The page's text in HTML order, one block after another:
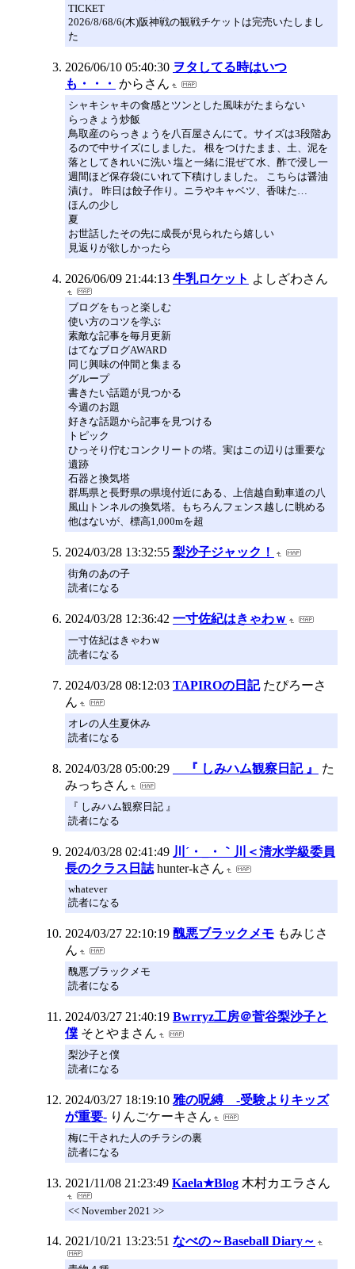
TICKET
2026/8/68/6(木)阪神戦の観戦チケットは完売いたしまし
た
2026/06/10 05:40:30 ヲタしてる時はいつ
も・・・ からさん
シャキシャキの食感とツンとした風味がたまらない
らっきょう炒飯
鳥取産のらっきょうを八百屋さんにて。サイズは3段階あ
るので中サイズにしました。 根をつけたまま、土、泥を
落としてきれいに洗い 塩と一緒に混ぜて水、酢で浸し一
週間ほど保存袋にいれて下積けしました。 こちらは醤油
漬け。 昨日は餃子作り。ニラやキャベツ、香味た…
ほんの少し
夏
お世話したその先に成長が見られたら嬉しい
見返りが欲しかったら
2026/06/09 21:44:13 牛乳ロケット よしざわさん
ブログをもっと楽しむ
使い方のコツを学ぶ
素敵な記事を毎月更新
はてなブログAWARD
同じ興味の仲間と集まる
グループ
書きたい話題が見つかる
今週のお題
好きな話題から記事を見つける
トピック
ひっそり佇むコンクリートの塔。実はこの辺りは重要な
遺跡
石器と換気塔
群馬県と長野県の県境付近にある、上信越自動車道の八
風山トンネルの換気塔。もちろんフェンス越しに眺める
他はないが、標高1,000mを超
2024/03/28 13:32:55 梨沙子ジャック！
街角のあの子
読者になる
2024/03/28 12:36:42 一寸佐紀はきゃわｗ
一寸佐紀はきゃわｗ
読者になる
2024/03/28 08:12:03 TAPIROの日記 たぴろーさ
ん
オレの人生夏休み
読者になる
2024/03/28 05:00:29 『 しみハム観察日記 』
た
みっちさん
『 しみハム観察日記 』
読者になる
2024/03/28 02:41:49 川´・_・｀川＜清水学級委員
長のクラス日誌 hunter-kさん
whatever
読者になる
2024/03/27 22:10:19 醜悪ブラックメモ もみじさ
ん
醜悪ブラックメモ
読者になる
2024/03/27 21:40:19 Bwrryz工房＠菅谷梨沙子と
僕 そとやまさん
梨沙子と僕
読者になる
2024/03/27 18:19:10 雅の呪縛 -受験よりキッズ
が重要- りんごケーキさん
梅に干された人のチラシの裏
読者になる
2021/11/08 21:23:49 Kaela★Blog 木村カエラさん
<< November 2021 >>
2021/10/21 13:23:51 なべの～Baseball Diary～